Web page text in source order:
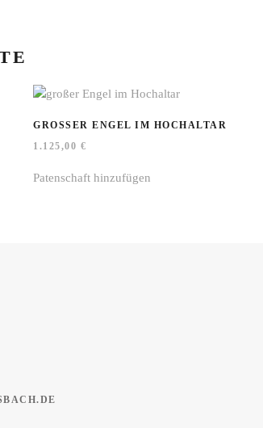
GROSSER ENGEL IM HOCHALTAR
1.125,00 €
Patenschaft hinzufügen